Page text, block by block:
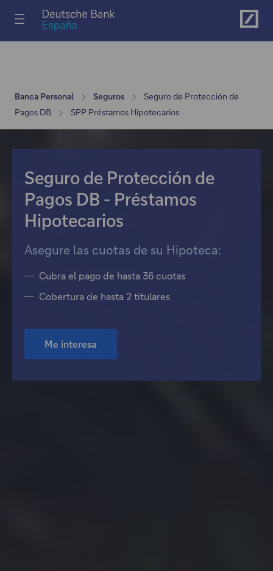
Banca Personal Seguros
Seguro de Protección de
Pagos DB
SPP Préstamos Hipotecarios
Seguro de Protección de
Pagos DB - Préstamos
Hipotecarios
Asegure las cuotas de su Hipoteca:
Cubra el pago de hasta 36 cuotas
Cobertura de hasta 2 titulares
Me interesa
"El
abre